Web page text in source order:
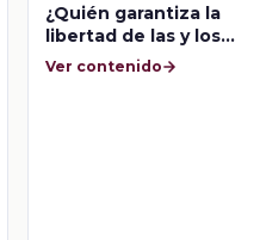
¿Quién garantiza la
libertad de las y los
jóvenes?
Ver contenido